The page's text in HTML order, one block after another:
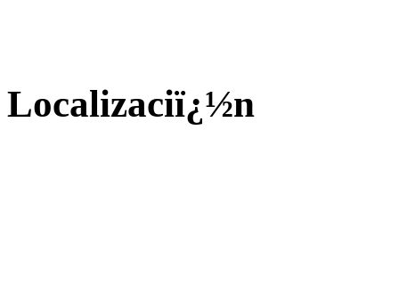
Localizaciï¿½n